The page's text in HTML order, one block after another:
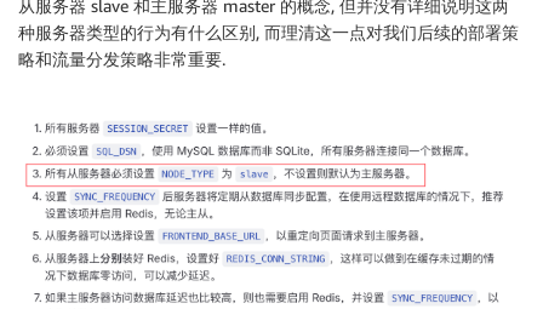
从服务器 slave 和主服务器 master 的概念, 但并没有详细说明这两
种服务器类型的行为有什么区别, 而理清这一点对我们后续的部署策
略和流量分发策略非常重要.